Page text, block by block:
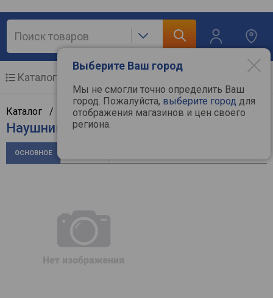
Выберите Ваш город
Мы не смогли точно определить Ваш
город. Пожалуйста, выберите город для
отображения магазинов и цен своего
региона.
Каталог
Каталог / Аудиотехника/Наушники/VT
Наушники VT VT5000-D
ОСНОВНОЕ